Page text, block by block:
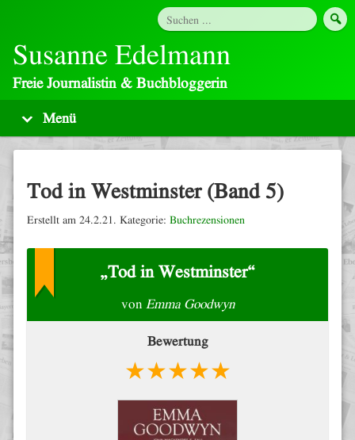
Susanne Edelmann
Freie Journalistin & Buchbloggerin
Tod in Westminster (Band 5)
Erstellt am 24.2.21. Kategorie: Buchrezensionen
„Tod in Westminster“
von Emma Goodwyn
Bewertung
★★★★★